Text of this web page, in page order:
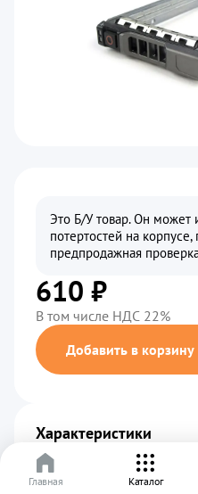
Это Б/У товар. Он может
потертостей на
предпродажная
610 ₽
В том числе НДС 22%
Добавить в корзину
Характеристики
Производитель
Главная Каталог